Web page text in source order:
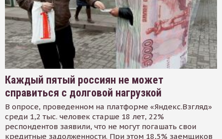
Каждый пятый россиян не может
справиться с долговой нагрузкой
В опросе, проведенном на платформе «Яндекс.Взгляд»
среди 1,2 тыс. человек старше 18 лет, 22%
респондентов заявили, что не могут погашать свои
кредитные задолженности. При этом 18,5% заемщиков